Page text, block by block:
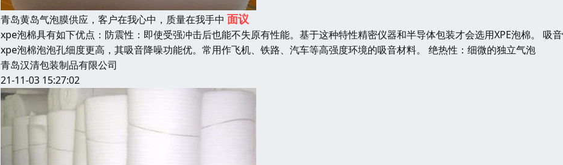
青岛黄岛气泡膜供应，客户在我心中，质量在我手中 面议
xpe泡棉具有如下优点：防震性：即使受强冲击后也能不失原有性能。基于这种特性精密仪器和半导体包装才会选用XPE泡棉。 吸
xpe泡棉泡泡孔细度更高，其吸音降噪功能优。常用作飞机、铁路、汽车等高强度环境的吸音材料。 绝热性：细微的独立气泡
青岛汉清包装制品有限公司
21-11-03 15:27:02